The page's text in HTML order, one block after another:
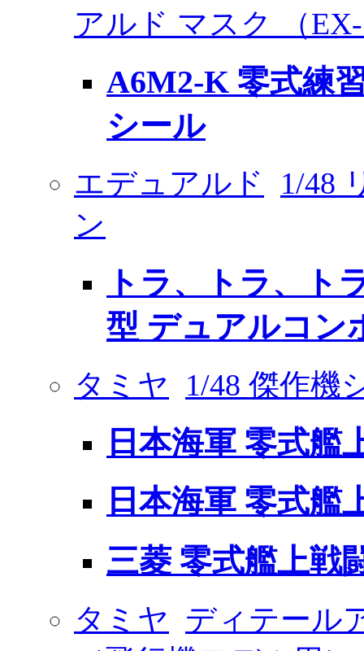
アルド マスク （
A6M2-K 零式練
シール
エデュアルド
1/48
ン
トラ、トラ、ト
型 デュアルコン
タミヤ 1/48 傑作機
日本海軍 零式艦
日本海軍 零式艦
三菱 零式艦上戦
タミヤ ディテール